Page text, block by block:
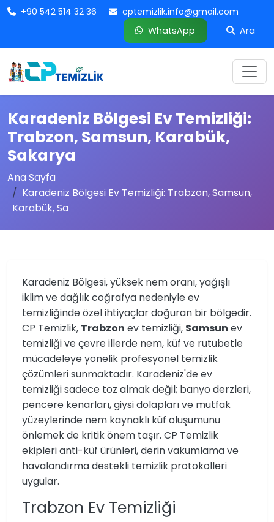
+90 542 514 32 36
cptemizlik.info@gmail.com
WhatsApp
Ara
Karadeniz Bölgesi Ev Temizliği:
Trabzon, Samsun, Karabük,
Sakarya
Ana Sayfa
Karadeniz Bölgesi Ev Temizliği: Trabzon, Samsun,
Karabük, Sa
Karadeniz Bölgesi, yüksek nem oranı, yağışlı
iklim ve dağlık coğrafya nedeniyle ev
temizliğinde özel ihtiyaçlar doğuran bir bölgedir.
CP Temizlik, Trabzon ev temizliği, Samsun ev
temizliği ve çevre illerde nem, küf ve rutubetle
mücadeleye yönelik profesyonel temizlik
çözümleri sunmaktadır. Karadeniz'de ev
temizliği sadece toz almak değil; banyo derzleri,
pencere kenarları, giysi dolapları ve mutfak
yüzeylerinde nem kaynaklı küf oluşumunu
önlemek de kritik önem taşır. CP Temizlik
ekipleri anti-küf ürünleri, derin vakumlama ve
havalandırma destekli temizlik protokolleri
uygular.
Trabzon Ev Temizliği